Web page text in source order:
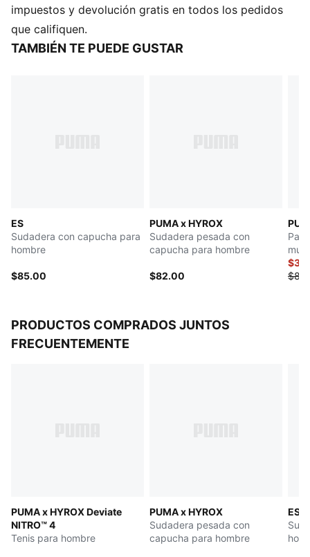
CARACTERÍSTICAS Y BENEFICIOS
COMODIDAD Y AJUSTE PREMIUM: Los tejidos
CLOUDSPUN supersuaves combinan un diseño de alto
Detalles de la marca PUMA
impuestos y devolución gratis en todos los pedidos
que califiquen.
TAMBIÉN TE PUEDE GUSTAR
ES
Sudadera con capucha para
hombre
$85.00
PUMA x HYROX
Sudadera pesada con
capucha para hombre
$82.00
PRODUCTOS COMPRADOS JUNTOS
FRECUENTEMENTE
PUMA x HYROX Deviate
NITRO™ 4
Tenis para hombre
PUMA x HYROX
Sudadera pesada con
capucha para hombre
ES